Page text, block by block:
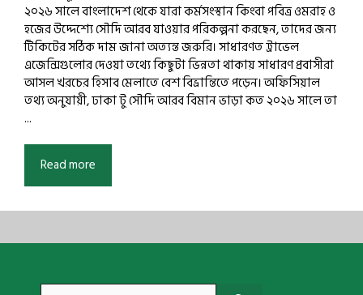
২০২৬ সালে বাংলাদেশ থেকে যারা কর্মসংস্থান কিংবা পবিত্র ওমরাহ ও
হজের উদ্দেশ্যে সৌদি আরব যাওয়ার পরিকল্পনা করছেন, তাদের জন্য
টিকিটের সঠিক দাম জানা অত্যন্ত জরুরি। সাধারণত ট্রাভেল
এজেন্সিগুলোর দেওয়া তথ্যে কিছুটা ভিন্নতা থাকায় সাধারণ প্রবাসীরা
আসল খরচের হিসাব মেলাতে বেশ বিভ্রান্তিতে পড়েন। অফিসিয়াল
তথ্য অনুযায়ী, ঢাকা টু সৌদি আরব বিমান ভাড়া কত ২০২৬ সালে তা
...
Read more